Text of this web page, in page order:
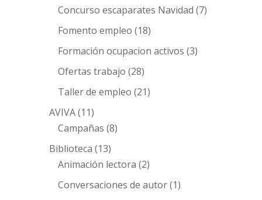
Concurso escaparates Navidad (7)
Fomento empleo (18)
Formación ocupacion activos (3)
Ofertas trabajo (28)
Taller de empleo (21)
AVIVA(11)
Campañas (8)
Biblioteca (13)
Animación lectora (2)
Conversaciones de autor(1)